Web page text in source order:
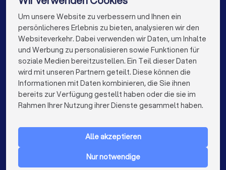
Klimatechniker in Bad Aibling
Klimatechniker in Berlin
Klimatechniker in Hamburg
Klimatechniker in München
Klimatechniker in Köln
Klimatechniker in Frankfurt am Main
Klimatechniker in Stuttgart
Klimatechniker in Dortmund
Klimatechniker in Essen
Klimatechniker in Bremen
Die besten Klimatechniker für Sie
info@trustlocal.de
FÜR PRIVATPERSONEN
Um unsere Website zu verbessern und Ihnen ein
persönlicheres Erlebnis zu bieten, analysieren wir den
Websiteverkehr. Dabei verwenden wir Daten, um Inhalte
und Werbung zu personalisieren sowie Funktionen für
soziale Medien bereitzustellen. Ein Teil dieser Daten
wird mit unseren Partnern geteilt. Diese können die
Informationen mit Daten kombinieren, die Sie ihnen
bereits zur Verfügung gestellt haben oder die sie im
Rahmen Ihrer Nutzung ihrer Dienste gesammelt haben.
Alle akzeptieren
Nur notwendige